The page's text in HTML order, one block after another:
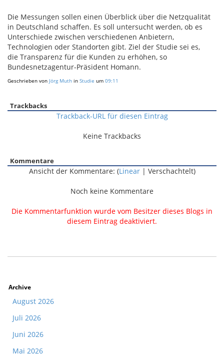
Die Messungen sollen einen Überblick über die Netzqualität
in Deutschland schaffen. Es soll untersucht werden, ob es
Unterschiede zwischen verschiedenen Anbietern,
Technologien oder Standorten gibt. Ziel der Studie sei es,
die Transparenz für die Kunden zu erhöhen, so
Bundesnetzagentur-Präsident Homann.
Geschrieben von Jörg Muth in Studie um 09:11
Trackbacks
Trackback-URL für diesen Eintrag
Keine Trackbacks
Kommentare
Ansicht der Kommentare: (Linear| Verschachtelt)
Noch keine Kommentare
Die Kommentarfunktion wurde vom Besitzer dieses Blogs in
diesem Eintrag deaktiviert.
Archive
August 2026
Juli 2026
Juni 2026
Mai 2026